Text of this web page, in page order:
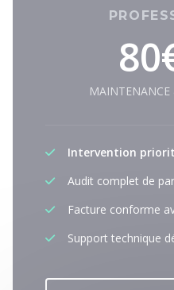
MAINTENANCE
Intervention
Audit complet de
Facture conforme
Support technique